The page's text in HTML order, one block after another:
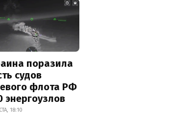
поразила
судов
флота РФ
энергоузлов
18:10